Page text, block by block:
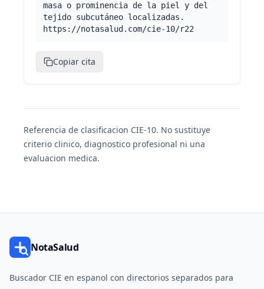
masa o prominencia de la piel y del
tejido subcutáneo localizadas.
https://notasalud.com/cie-10/r22
Copiar cita
Referencia de clasificacion CIE-10. No sustituye
criterio clinico, diagnostico profesional ni una
evaluacion medica.
NotaSalud
Buscador CIE en espanol con directorios separados para